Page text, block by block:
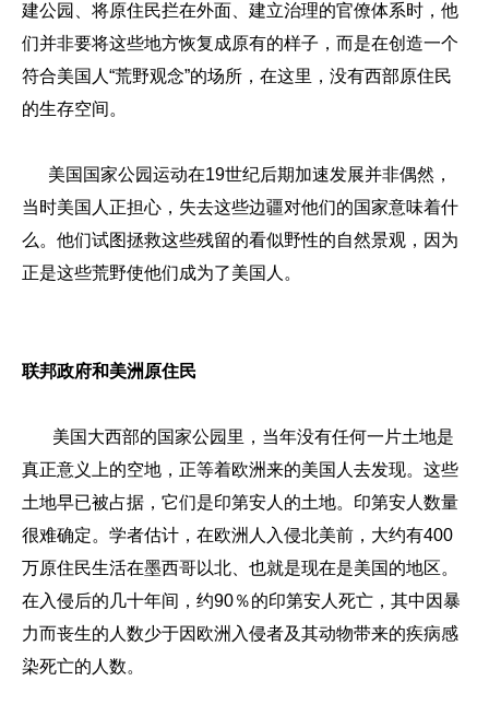
建公园、将原住民拦在外面、建立治理的官僚体系时，他
们并非要将这些地方恢复成原有的样子，而是在创造一个
符合美国人“荒野观念”的场所，在这里，没有西部原住民
的生存空间。
美国国家公园运动在19世纪后期加速发展并非偶然，
当时美国人正担心，失去这些边疆对他们的国家意味着什
么。他们试图拯救这些残留的看似野性的自然景观，因为
正是这些荒野使他们成为了美国人。
联邦政府和美洲原住民
美国大西部的国家公园里，当年没有任何一片土地是
真正意义上的空地，正等着欧洲来的美国人去发现。这些
土地早已被占据，它们是印第安人的土地。印第安人数量
很难确定。学者估计，在欧洲人入侵北美前，大约有400
万原住民生活在墨西哥以北、也就是现在是美国的地区。
在入侵后的几十年间，约90％的印第安人死亡，其中因暴
力而丧生的人数少于因欧洲入侵者及其动物带来的疾病感
染死亡的人数。